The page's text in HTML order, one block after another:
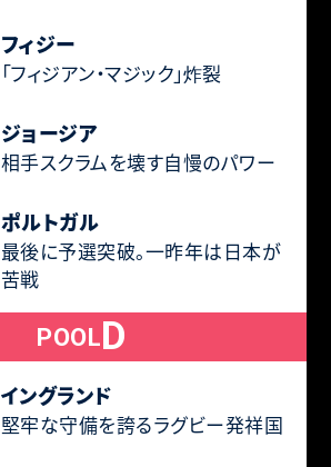
フィジー
「フィジアン・マジック」炸裂
ジョージア
相手スクラムを壊す自慢のパワー
ポルトガル
最後に予選突破。一昨年は日本が
苦戦
POOLD
イングランド
堅牢な守備を誇るラグビー発祥国